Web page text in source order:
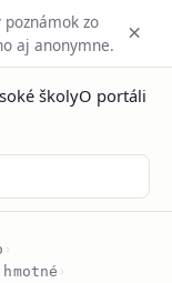
zo
aj anonymne. ×
školyO portáli
›
›